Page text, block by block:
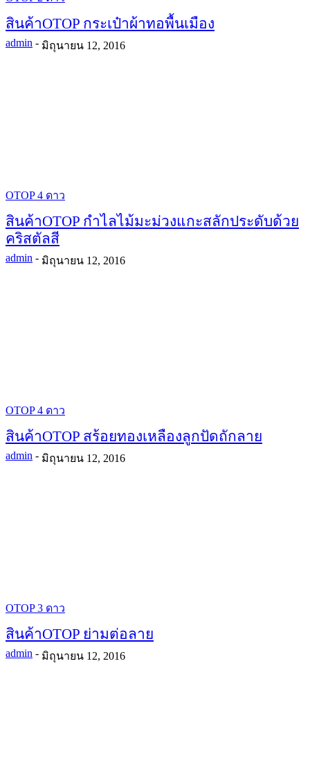
สินค้าOTOP กระเป๋าผ้าทอพื้นเมือง
admin - มิถุนายน 12, 2016
OTOP 4 ดาว
สินค้าOTOP กำไลไม้มะม่วงแกะสลักประดับด้วย
คริสตัลสี
admin - มิถุนายน 12, 2016
OTOP 4 ดาว
สินค้าOTOP สร้อยทองเหลืองลูกปัดถักลาย
admin - มิถุนายน 12, 2016
OTOP 3 ดาว
สินค้าOTOP ย่ามต่อลาย
admin - มิถุนายน 12, 2016